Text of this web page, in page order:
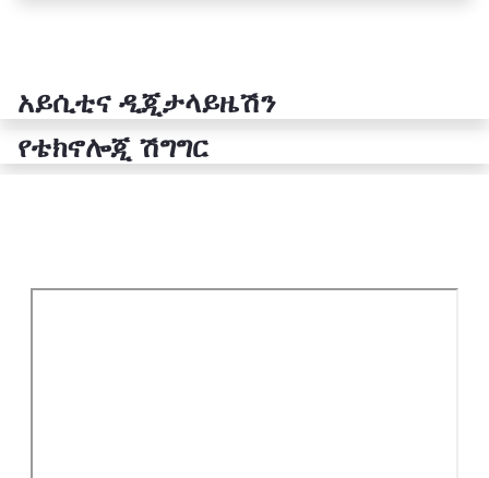
አይሲቲና ዲጂታላይዜሽን
የቴክኖሎጂ ሽግግር